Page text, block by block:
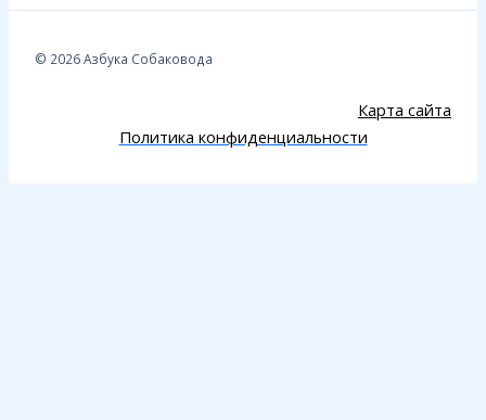
© 2026 Азбука Собаковода
Карта сайта
Политика конфиденциальности